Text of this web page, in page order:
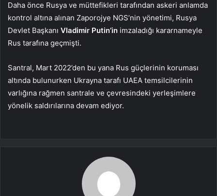
Daha önce Rusya ve müttefikleri tarafından askeri anlamda
kontrol altına alınan Zaporojye NGS’nin yönetimi, Rusya
Devlet Başkanı Vladimir Putin’in imzaladığı kararnameyle
Rus tarafına geçmişti.
Santral, Mart 2022’den bu yana Rus güçlerinin koruması
altında bulunurken Ukrayna tarafı UAEA temsilcilerinin
varlığına rağmen santrale ve çevresindeki yerleşimlere
yönelik saldırılarına devam ediyor.